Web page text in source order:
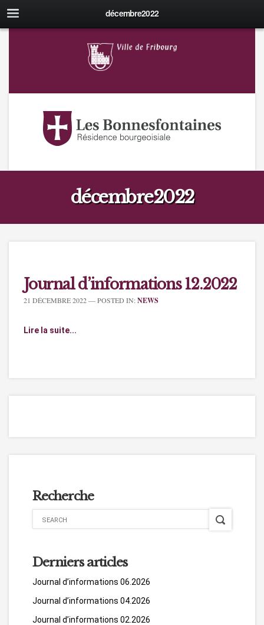
décembre2022
décembre2022
Journal d’informations 12.2022
21 DÉCEMBRE 2022— POSTED IN:NEWS
Lire la suite...
Recherche
Derniers articles
Journal d’informations 06.2026
Journal d’informations 04.2026
Journal d’informations 02.2026